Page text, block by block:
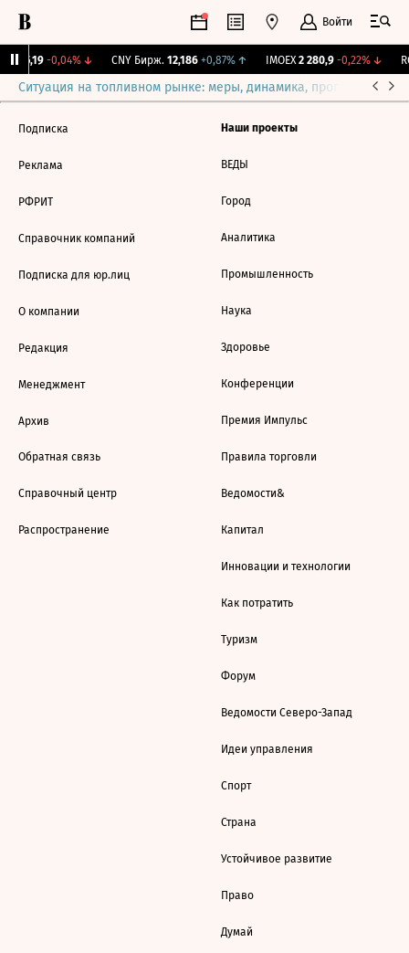
Войти
115,19 -0,04%↓ CNY Бирж. 12,186 +0,87%↑ IMOEX 2 280,9 -0,22%↓
Ситуация на топливном рынке: меры, динамика, прогнозы
Подписка
Реклама
РФРИТ
Справочник компаний
Подписка для юр.лиц
О компании
Редакция
Менеджмент
Архив
Обратная связь
Справочный центр
Распространение
Наши проекты
ВЕДЫ
Город
Аналитика
Промышленность
Наука
Здоровье
Конференции
Премия Импульс
Правила торговли
Ведомости&
Капитал
Инновации и технологии
Как потратить
Туризм
Форум
Ведомости Северо-Запад
Идеи управления
Спорт
Страна
Устойчивое развитие
Право
Думай